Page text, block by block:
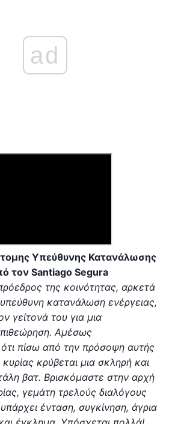
ad
Υπεύθυνης Κατανάλωσης
τον Santiago Segura
της κοινότητας, αρκετά
κατανάλωση ενέργειας,
γείτονά του για μια
Αμέσως
ότι πίσω από την πρόσοψη αυτής
κυρίας κρύβεται μια σκληρή και
βατ. Βρισκόμαστε στην αρχή
γεμάτη τρελούς διαλόγους
ένταση, συγκίνηση, άγρια